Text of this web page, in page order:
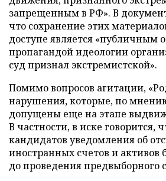
запрещенным в РФ». В
что сохранение этих
доступе является «публичным
пропагандой идеологии
суд признал экстремистской».
Помимо вопросов агитации,
нарушения, которые, по
допущены еще на этапе
В частности, в иске говорится,
кандидатов уведомления об
иностранных счетов и
до проведения предвыборного